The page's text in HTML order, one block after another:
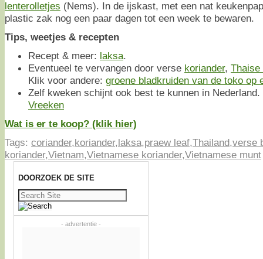
lenterolletjes (Nems). In de ijskast, met een nat
plastic zak nog een paar dagen tot een week te bewaren.
Tips, weetjes & recepten
Recept & meer: laksa.
Eventueel te vervangen door verse koriander,
Klik voor andere: groene bladkruiden van de toko op
Zelf kweken schijnt ook best te kunnen in
Vreeken
Wat is er te koop? (klik hier)
Tags: coriander,koriander,laksa,praew leaf,Thailand,verse
koriander,Vietnam,Vietnamese koriander,Vietnamese munt
DOORZOEK DE SITE
Zoeken
naar:
- advertentie -